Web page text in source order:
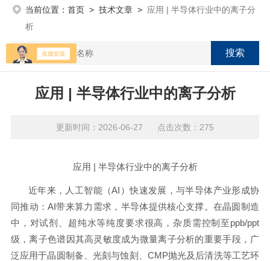
当前位置： 首页> 技术文章> 应用 | 半导体行业中的离子分
析
应用 | 半导体行业中的离子分析
更新时间：2026-06-27 点击次数：275
应用 | 半导体行业中的离子分析
近年来，人工智能（AI）快速发展，与半导体产业形成协
同推动：AI带来算力需求，半导体提供核心支撑。在晶圆制造
中，对试剂、超纯水等纯度要求很高，杂质需控制至ppb/ppt
级，离子色谱因其高灵敏度成为微量离子分析的重要手段，广
泛应用于晶圆制备、光刻与蚀刻、CMP抛光及后清洗等工艺环